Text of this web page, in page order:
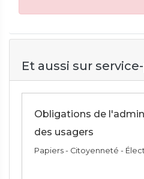
Et aussi sur
Obligations de
des usagers
Papiers - Citoyenneté -